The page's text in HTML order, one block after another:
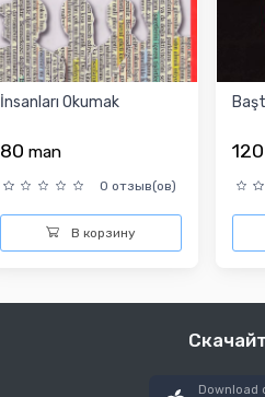
İnsanları Okumak
80 man
0 отзыв(ов)
В корзину
Download